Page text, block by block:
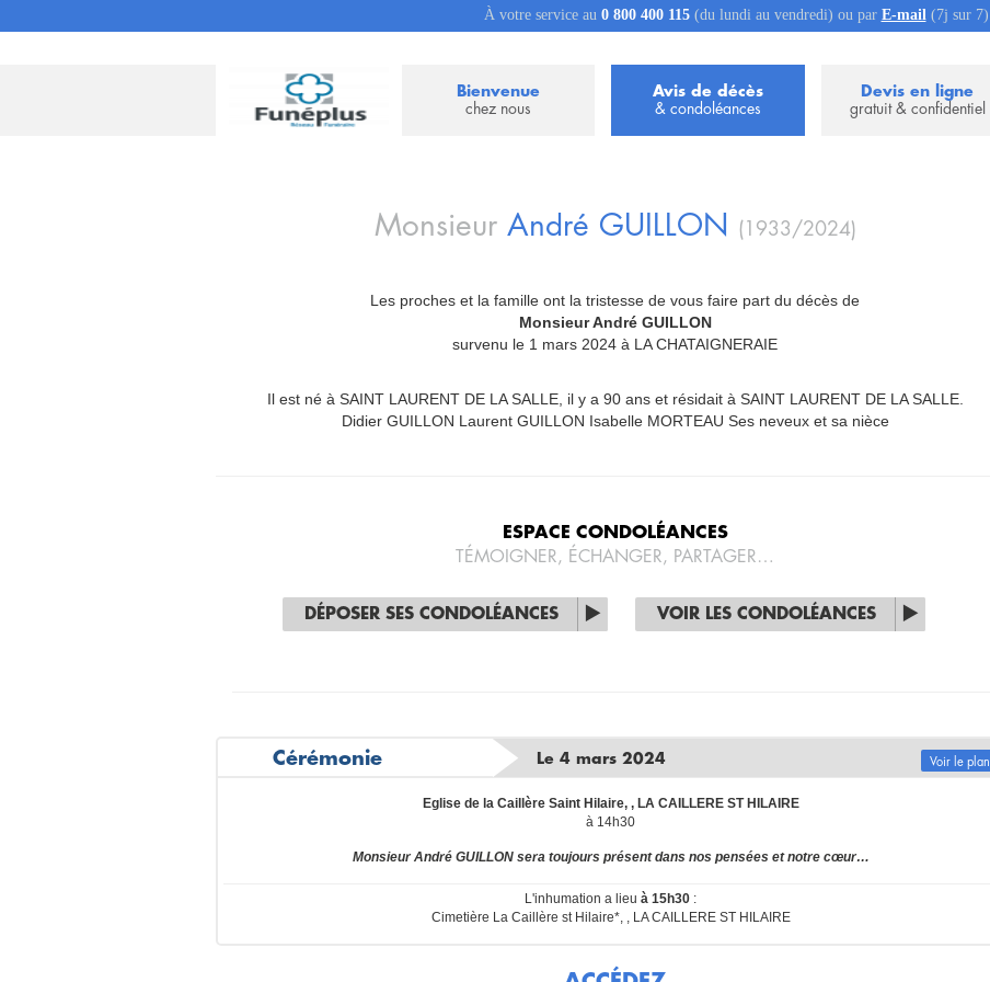
À votre service au 0 800 400 115(du lundi au vendredi) ou par E-mail(7j sur 7)
Bienvenue
chez nous
Avis de décès
& condoléances
Devis en ligne
gratuit & confidentiel
Monsieur André GUILLON (1933/2024)
Les proches et la famille ont la tristesse de vous faire part du décès de
Monsieur André GUILLON_
survenu le 1 mars 2024 à LA CHATAIGNERAIE
Il est né à SAINT LAURENT DE LA SALLE, il y a 90 ans et résidait à SAINT LAURENT DE LA SALLE.
Didier GUILLON Laurent GUILLON Isabelle MORTEAU Ses neveux et sa nièce
ESPACE CONDOLÉANCES
TÉMOIGNER, ÉCHANGER, PARTAGER…
DÉPOSER SES CONDOLÉANCES VOIR LES CONDOLÉANCES
Cérémonie Le 4 mars 2024 Voir le plan
Eglise de la Caillère Saint Hilaire, , LA CAILLERE ST HILAIRE
à 14h30
Monsieur André GUILLON sera toujours présent dans nos pensées et notre cœur…
L'inhumation a lieuà 15h30 :
Cimetière La Caillère st Hilaire*, , LA CAILLERE ST HILAIRE